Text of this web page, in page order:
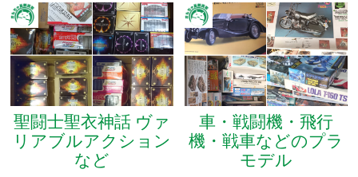
聖闘士聖衣神話 ヴァ
リアブルアクション
など
車・戦闘機・飛行
機・戦車などのプラ
モデル